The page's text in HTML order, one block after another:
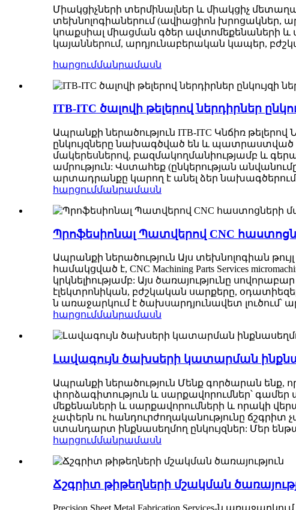
Միակցիչների տերմինալներ և միակցիչ
տեխնոլոգիաներում (ավիացիոն խրոցակներ,
կոաքսիալ միացման գծեր ավտոմեքենաների և
կայաններում, արդյունաբերական կապեր,
հարցումմանրամասն
ITB-ITC ծալովի թելերով ներդիրներ
Ապրանքի ներածություն ITB-ITC Կնճիռ
ընկույզները նախագծված են և պատրաստված
մակերեսներով, բազմակողմանիությամբ և
ամրություն: Վստահեք (ընկերության
արտադրանքը կարող է անել ձեր
հարցումմանրամասն
Պրոֆեսիոնալ Պատվերով CNC
Ապրանքի ներածություն Այս տեխնոլոգիան
համակցված է, CNC Machining Parts Services
կրկնելիությամբ: Այս ծառայությունը
էլեկտրոնիկան, բժշկական սարքերը,
ն առաջարկում է ծախսարդյունավետ լուծում՝
հարցումմանրամասն
Լավագույն ծախսերի կատարման
Ապրանքի ներածություն Մենք գործարան
փորձագիտություն և սարքավորումներ՝
մեքենաների և սարքավորումների և որակի
չափերն ու հանդուրժողականությունը
ստանդարտ ինքնասեղմող ընկույզներ: Մեր
հարցումմանրամասն
Ճշգրիտ թիթեղների մշակման